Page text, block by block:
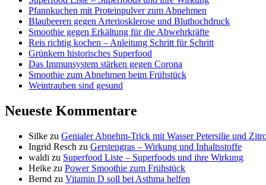
Pfannkuchen mit Proteinpulver zum Abnehmen
Blaubeeren gegen Arteriosklerose und Bluthochdruck
Smoothie gegen Erkältung für die Abwehrkräfte
Reis richtig kochen – Anleitung Schritt für Schritt
Grünkern historisches Superfood
Das Immunsystem stärken gegen Corona
Smoothie zum Abnehmen beim Frühstück
Weintrauben sind gesund
Neueste Kommentare
Silke zu Genialer Abnehm-Trick mit Wasser Petersilie und
Ingrid Resch zu Gerstengras – Wirkung und Inhaltsstoffe
waldi zu Superfood Liste – Superfoods und ihre Wirkung
Heike zu Power Smoothie zum Frühstück
Bernd zu Vitamin D soll bei Asthma helfen